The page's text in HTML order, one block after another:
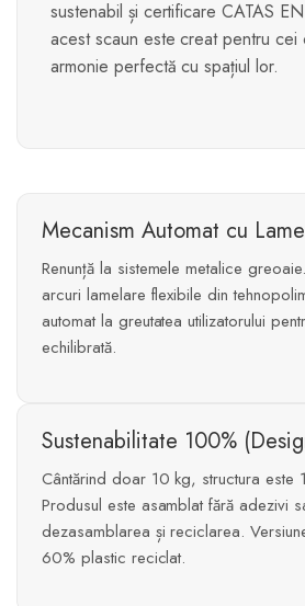
sustenabil și certificare CATAS
acest scaun este creat pentru
armonie perfectă cu spațiul lor.
Mecanism Automat cu
Renunță la sistemele metalice
arcuri lamelare flexibile din
automat la greutatea utilizatorului
echilibrată.
Sustenabilitate 100%
Cântărind doar 10 kg, structura este
Produsul este asamblat fără adezivi
dezasamblarea și reciclarea.
60% plastic reciclat.